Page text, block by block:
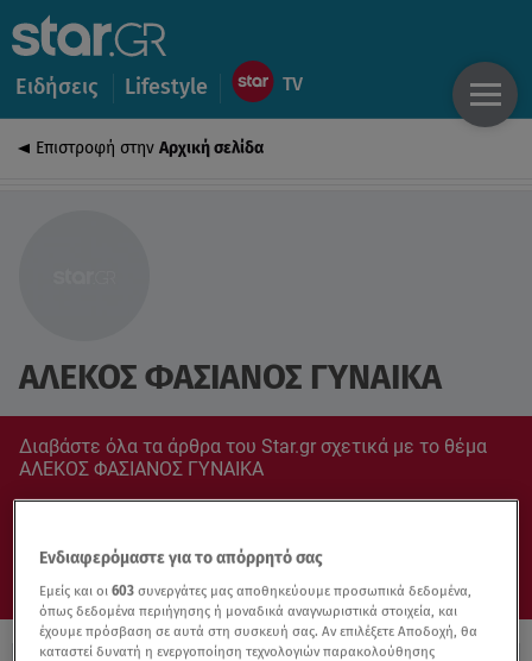
Ειδήσεις Lifestyle
Επιστροφή στην Αρχική σελίδα
ΑΛΕΚΟΣ ΦΑΣΙΑΝΟΣ ΓΥΝΑΙΚΑ
Διαβάστε όλα τα άρθρα του Star.gr σχετικά με το θέμα
ΑΛΕΚΟΣ ΦΑΣΙΑΝΟΣ ΓΥΝΑΙΚΑ
Ενδιαφερόμαστε για το απόρρητό σας
Εμείς και οι603 συνεργάτες μας αποθηκεύουμε προσωπικά δεδομένα,
όπως δεδομένα περιήγησης ή μοναδικά αναγνωριστικά στοιχεία, και
έχουμε πρόσβαση σε αυτά στη συσκευή σας. Αν επιλέξετε Αποδοχή, θα
καταστεί δυνατή η ενεργοποίηση τεχνολογιών παρακολούθησης